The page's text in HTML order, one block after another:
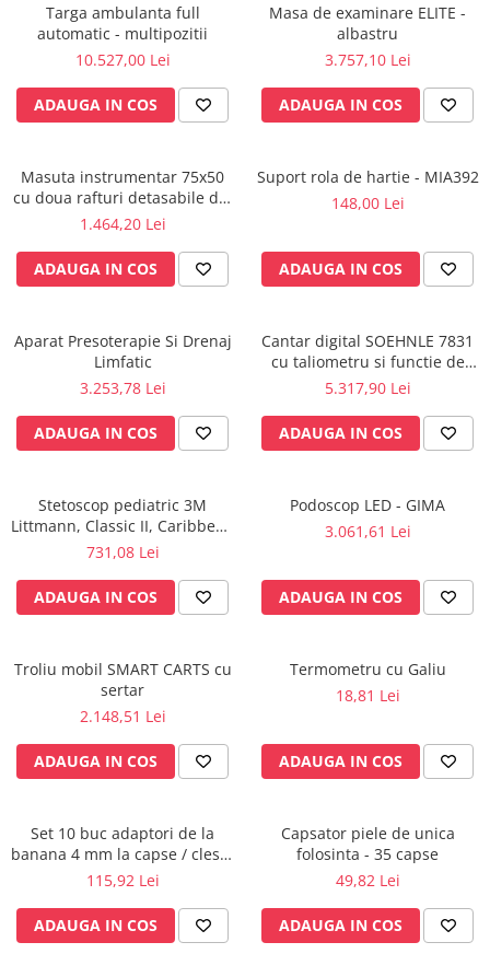
Conectori gaze medicinale
Componente statii gaze
Panouri control si alarmare
Console ATI si UPU
Dispozitive si sisteme de prindere /
Rampa gaze medicale pat pacient
Rampa iluminat alarmare
Accesorii vase
Tevi cupru si accesorii
Lavoare apa sterila
Lavoare chirurgicale
Capsule, filtre finale apa sterila
Manere pentru electrocautere
Cabluri pentru pensele bipolare
Cabluri conectare electrozi neutri
Electrozi neutri
Radiocautere
Aspiratoare de fum
Criocautere
Consumabile medicale si Accesorii
Hartie
Accesorii pentru perfuzie
Geluri
Filtre antibacteriene si antivirale
Targa ambulanta full
automatic - multipozitii
10.527,00 Lei
ADAUGA IN COS
Masa de examinare ELITE -
albastru
3.757,10 Lei
ADAUGA IN COS
Masuta instrumentar 75x50
cu doua rafturi detasabile din
inox - M600879/I
1.464,20 Lei
ADAUGA IN COS
Suport rola de hartie - MIA392
148,00 Lei
ADAUGA IN COS
Aparat Presoterapie Si Drenaj
Limfatic
3.253,78 Lei
ADAUGA IN COS
Cantar digital SOEHNLE 7831
cu taliometru si functie de
BMI
5.317,90 Lei
ADAUGA IN COS
Stetoscop pediatric 3M
Littmann, Classic II, Caribbean
Blue 2153
731,08 Lei
ADAUGA IN COS
Podoscop LED - GIMA
3.061,61 Lei
ADAUGA IN COS
Troliu mobil SMART CARTS cu
sertar
2.148,51 Lei
ADAUGA IN COS
Termometru cu Galiu
18,81 Lei
ADAUGA IN COS
Set 10 buc adaptori de la
banana 4 mm la capse / cleste
ekg
115,92 Lei
ADAUGA IN COS
Capsator piele de unica
folosinta - 35 capse
49,82 Lei
ADAUGA IN COS